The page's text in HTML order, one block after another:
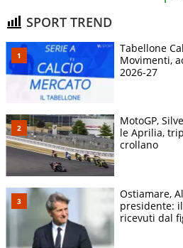
SPORT TREND
Tabellone
Movimenti,
2026-27
MotoGP,
le Aprilia,
crollano
Ostiamare,
presidente:
ricevuti dal